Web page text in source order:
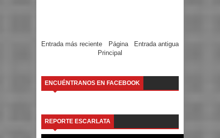
Entrada más reciente Entrada antigua
Página
Principal
ENCUÉNTRANOS EN FACEBOOK
REPORTE ESCARLATA